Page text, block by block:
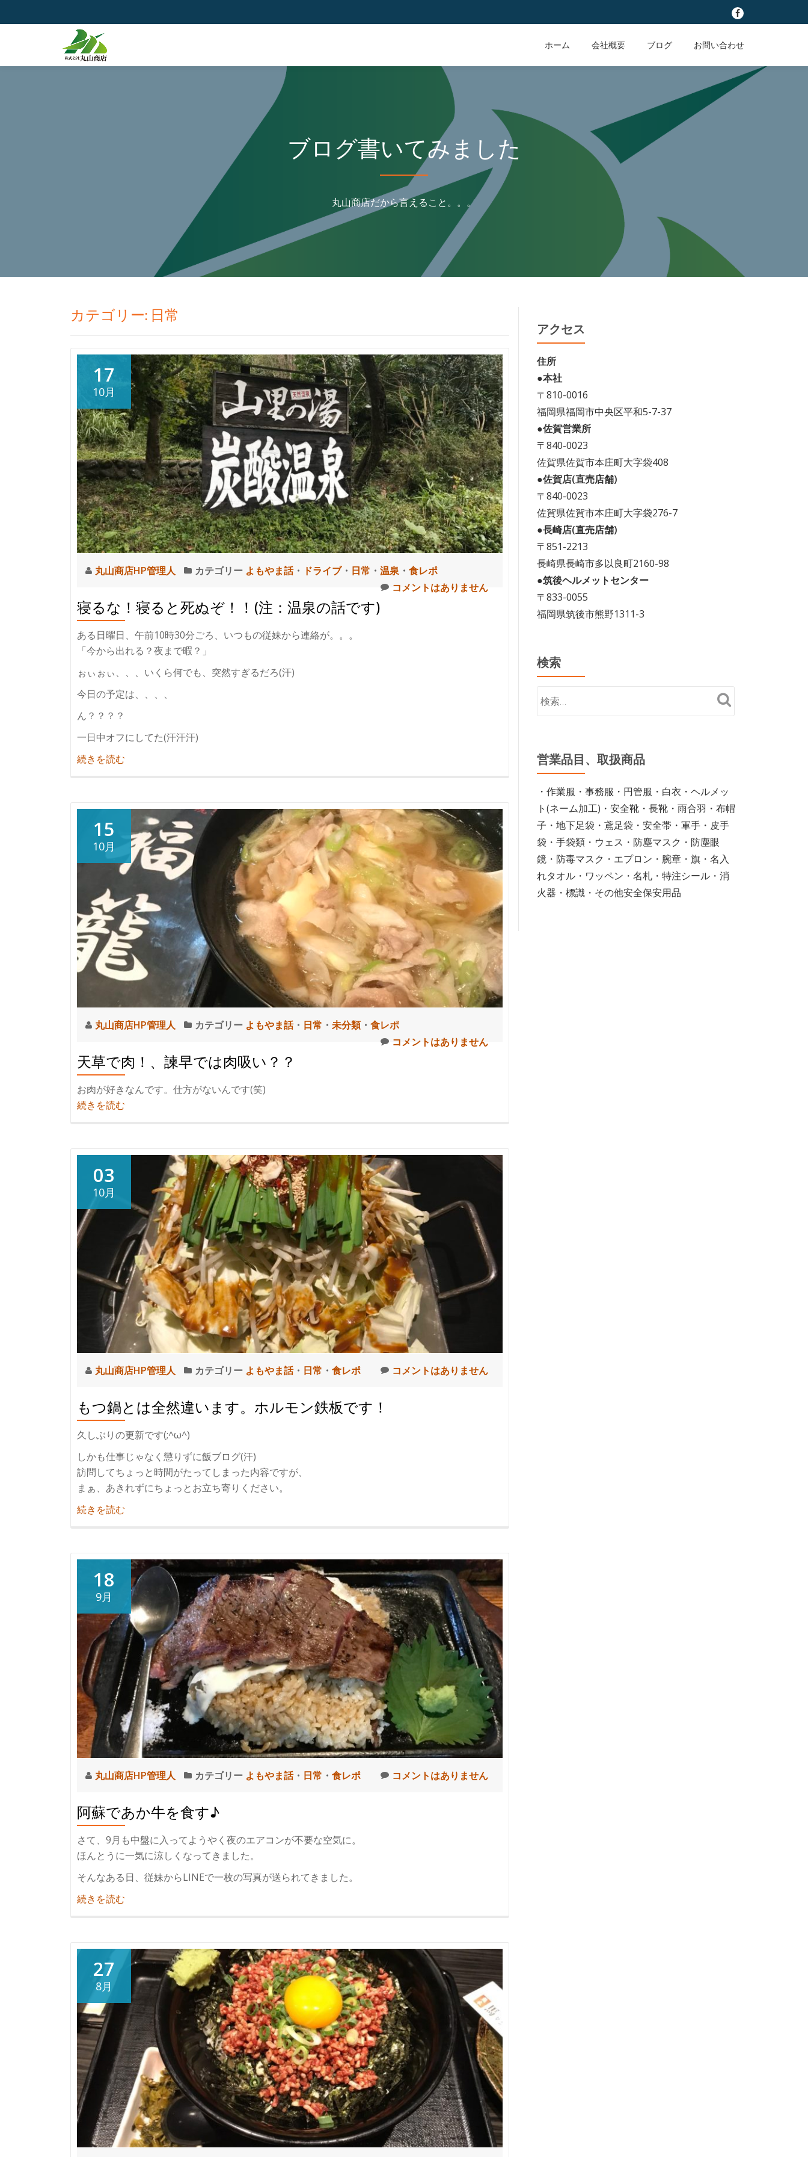
テ
fa-
ホーム 会社概要 ブログ お問い合わせ
ブログ書いてみました
丸山商店だから言えること。。。
カテゴリー: 日常
17
10月
丸山商店HP管理人 カテゴリー よもやま話・ ドライブ・ 日常 ・ 温泉 ・ 食レポ
コメントはありません
寝るな！寝ると死ぬぞ！！(注：温泉の話です)
ある日曜日、午前10時30分ごろ、いつもの従妹から連絡が。。。
「今から出れる？夜まで暇？」
ぉぃぉぃ、、、いくら何でも、突然すぎるだろ(汗)
今日の予定は、、、、
ん？？？？
一日中オフにしてた(汗汗汗)
続きを読む
な！
寝
る
と
ぬ
ぞ！！
(注：
温
泉
の
で
す)
15
10月
丸山商店HP管理人 カテゴリー よもやま話・ 日常 ・ 未分類・ 食レポ
コメントはありません
天草で肉！、諫早では肉吸い？？
お肉が好きなんです。仕方がないんです(笑)
続きを読む
早
で
は
肉
吸
い？？
03
10月
丸山商店HP管理人 カテゴリー よもやま話・ 日常 ・ 食レポ コメントはありません
もつ鍋とは全然違います。ホルモン鉄板です！
久しぶりの更新です(;^ω^)
しかも仕事じゃなく懲りずに飯ブログ(汗)
訪問してちょっと時間がたってしまった内容ですが、
まぁ、あきれずにちょっとお立ち寄りください。
続きを読む
鍋
と
は
全
然
違
い
す。
ホ
ル
モ
ン
鉄
で
す！
18
9月
丸山商店HP管理人 カテゴリー よもやま話・ 日常 ・ 食レポ コメントはありません
阿蘇であか牛を食す♪
さて、9月も中盤に入ってようやく夜のエアコンが不要な空気に。
ほんとうに一気に涼しくなってきました。
そんなある日、従妹からLINEで一枚の写真が送られてきました。
続きを読む
で
か
牛
を
す
♪
27
8月
アクセス
住所
●本社
〒810-0016
福岡県福岡市中央区平和5-7-37
●佐賀営業所
〒840-0023
佐賀県佐賀市本庄町大字袋408
●佐賀店(直売店舗)
〒840-0023
佐賀県佐賀市本庄町大字袋276-7
●長崎店(直売店舗)
〒851-2213
長崎県長崎市多以良町2160-98
●筑後ヘルメットセンター
〒833-0055
福岡県筑後市熊野1311-3
検索
営業品目、取扱商品
・作業服・事務服・円管服・白衣・ヘルメッ
ト(ネーム加工)・安全靴・長靴・雨合羽・布帽
子・地下足袋・鳶足袋・安全帯・軍手・皮手
袋・手袋類・ウェス・防塵マスク・防塵眼
鏡・防毒マスク・エプロン・腕章・旗・名入
れタオル・ワッペン・名札・特注シール・消
火器・標識・その他安全保安用品